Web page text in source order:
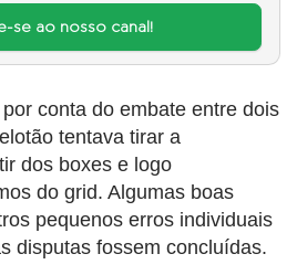
se ao nosso canal!
conta do embate entre dois
tentava tirar a
dos boxes e logo
do grid. Algumas boas
pequenos erros individuais
disputas fossem concluídas.